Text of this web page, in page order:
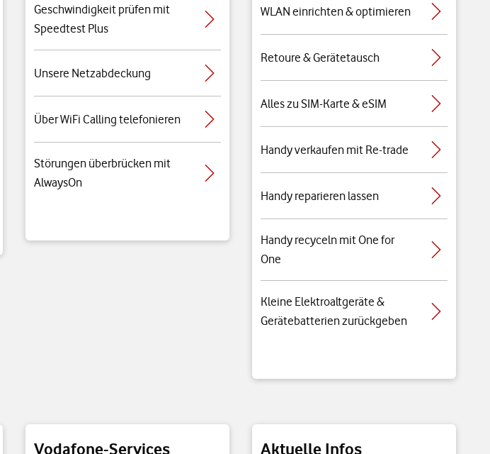
Geschwindigkeit prüfen mit
Speedtest Plus
Unsere Netzabdeckung
Über WiFi Calling telefonieren
Störungen überbrücken mit
AlwaysOn
WLAN einrichten & optimieren
Retoure & Gerätetausch
Alles zu SIM-Karte & eSIM
Handy verkaufen mit Re-trade
Handy reparieren lassen
Handy recyceln mit One for
One
Kleine Elektroaltgeräte &
Gerätebatterien zurückgeben
Vodafone-Services Aktuelle Infos